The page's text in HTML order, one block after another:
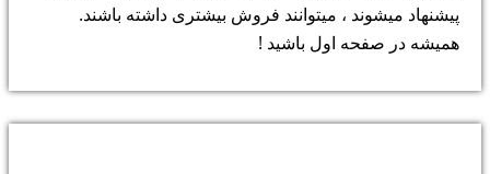
پیشنهاد میشوند ، میتوانند فروش بیشتری داشته باشند.
همیشه در صفحه اول باشید !